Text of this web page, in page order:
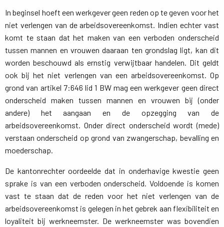
In beginsel hoeft een werkgever geen reden op te geven voor het
niet verlengen van de arbeidsovereenkomst. Indien echter vast
komt te staan dat het maken van een verboden onderscheid
tussen mannen en vrouwen daaraan ten grondslag ligt, kan dit
worden beschouwd als ernstig verwijtbaar handelen. Dit geldt
ook bij het niet verlengen van een arbeidsovereenkomst. Op
grond van artikel 7:646 lid 1 BW mag een werkgever geen direct
onderscheid maken tussen mannen en vrouwen bij (onder
andere) het aangaan en de opzegging van de
arbeidsovereenkomst. Onder direct onderscheid wordt (mede)
verstaan onderscheid op grond van zwangerschap, bevalling en
moederschap.
De kantonrechter oordeelde dat in onderhavige kwestie geen
sprake is van een verboden onderscheid. Voldoende is komen
vast te staan dat de reden voor het niet verlengen van de
arbeidsovereenkomst is gelegen in het gebrek aan flexibiliteit en
loyaliteit bij werkneemster. De werkneemster was bovendien